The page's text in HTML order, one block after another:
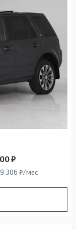
₽
306 ₽/мес